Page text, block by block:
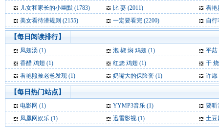
儿女和家长的小幽默 (1783)
比 妻 (2011)
看艳
美女看待潜规则 (2155)
一定要看完 (2200) 自行
【每日阅读排行】
凤翅汤 (1) 泡 椒 焖 鸡翅 (1)
平菇
香醋 鸡翅 (1)
红烧 鸡翅 (1)
干
看艳照被老爸发现 (1)
奶嘴大的保险套 (1) 许愿
【每日热门站点】
电影网 (1) YYMP3音乐 (1)
要听
凤凰网娱乐 (1) 迅雷影视 (1) 土豆